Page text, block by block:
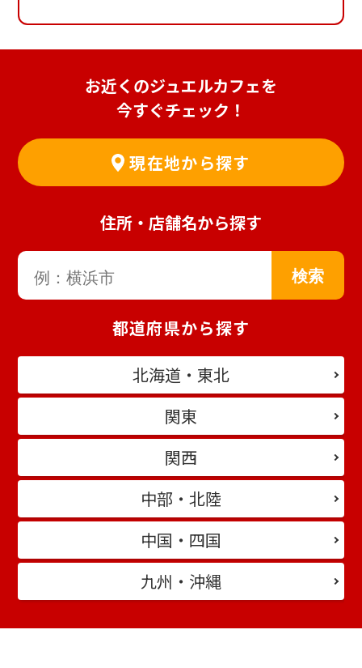
お近くのジュエルカフェを
今すぐチェック！
現在地から探す
住所・店舗名から探す
都道府県から探す
北海道・東北
関東
関西
中部・北陸
中国・四国
九州・沖縄